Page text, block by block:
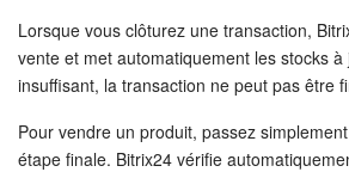
Lorsque vous clôturez une transaction,
vente et met automatiquement les stocks à
insuffisant, la transaction ne peut pas être
Pour vendre un produit, passez
étape finale. Bitrix24 vérifie